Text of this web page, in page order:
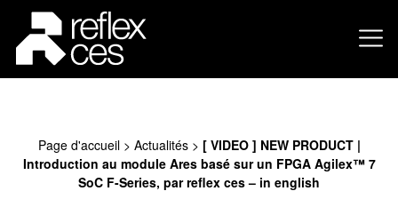
Page d'accueil> Actualités> [ VIDEO ] NEW PRODUCT |
Introduction au module Ares basé sur un FPGA Agilex™ 7
SoC F-Series, par reflex ces – in english